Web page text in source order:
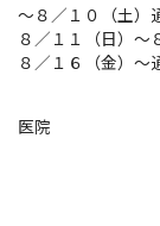
～８／１０（土）
８／１１（日）～
８／１６（金）～
祥南
医院